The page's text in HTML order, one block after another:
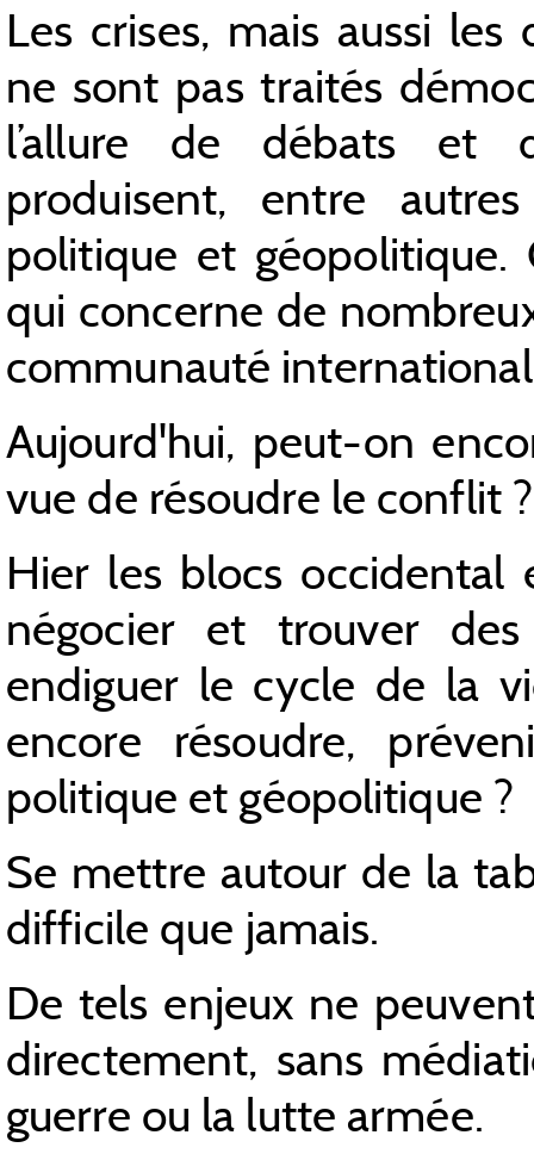
Les crises, mais aussi
ne sont pas traités
l’allure de débats et
produisent, entre
politique et
qui concerne de
communauté
Aujourd'hui, peut-on
vue de résoudre le conflit
Hier les blocs occidental
négocier et trouver
endiguer le cycle de la
encore résoudre,
politique et géopolitique ?
Se mettre autour de la
difficile que jamais.
De tels enjeux ne
directement, sans
guerre ou la lutte armée.